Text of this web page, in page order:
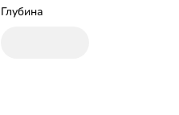
Глубина